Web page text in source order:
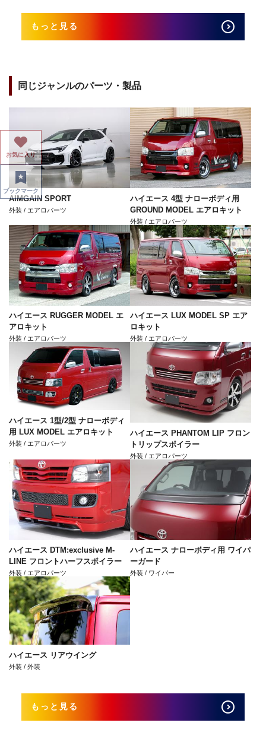
もっと見る
同じジャンルのパーツ・製品
AIMGAIN SPORT
外装 / エアロパーツ
ハイエース 4型 ナローボディ用
GROUND MODEL エアロキット
外装 / エアロパーツ
ハイエース RUGGER MODEL エ
アロキット
外装 / エアロパーツ
ハイエース LUX MODEL SP エア
ロキット
外装 / エアロパーツ
ハイエース 1型/2型 ナローボディ
用 LUX MODEL エアロキット
外装 / エアロパーツ
ハイエース PHANTOM LIP フロン
トリップスポイラー
外装 / エアロパーツ
ハイエース DTM:exclusive M-
LINE フロントハーフスポイラー
外装 / エアロパーツ
ハイエース ナローボディ用 ワイパ
ーガード
外装 / ワイパー
ハイエース リアウイング
外装 / 外装
もっと見る
お気に入り
ブックマーク